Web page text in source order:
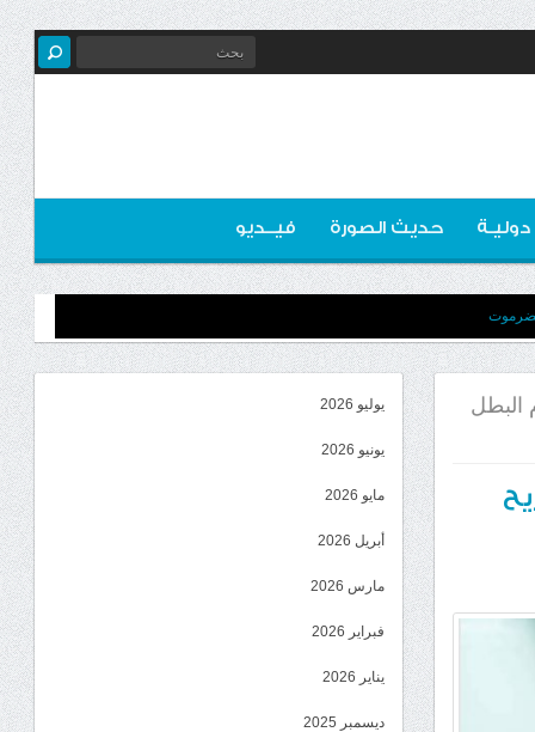
دوليـة حديث الصورة فيــديو
حضرموت
البطل يوليو 2026
يونيو 2026
مايو 2026
أبريل 2026
مارس 2026
فبراير 2026
يناير 2026
ديسمبر 2025